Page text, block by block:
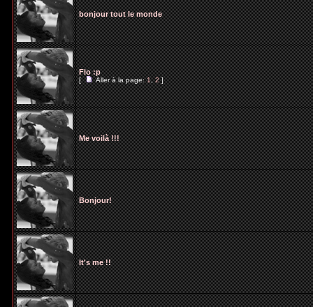
bonjour tout le monde
Flo :p
[ Aller à la page:1,2]
Me voilà !!!
Bonjour!
It's me !!